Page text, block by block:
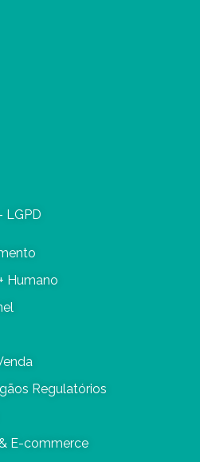
LGPD
Humano
Regulatórios
E-commerce